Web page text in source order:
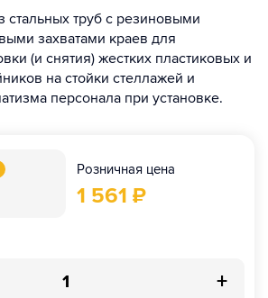
стальных труб с резиновыми
захватами краев для
(и снятия) жестких пластиковых и
на стойки стеллажей и
персонала при установке.
Розничная цена
1 561 ₽
+